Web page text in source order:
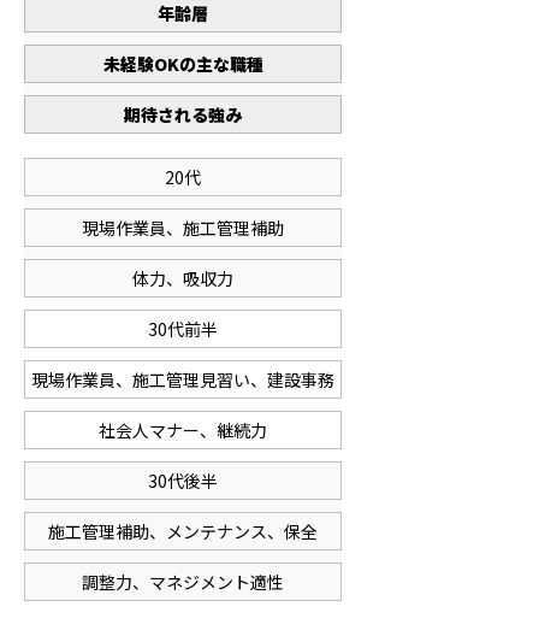
年齢層
未経験OKの主な職種
期待される強み
20代
現場作業員、施工管理補助
体力、吸収力
30代前半
現場作業員、施工管理見習い、建設事務
社会人マナー、継続力
30代後半
施工管理補助、メンテナンス、保全
調整力、マネジメント適性